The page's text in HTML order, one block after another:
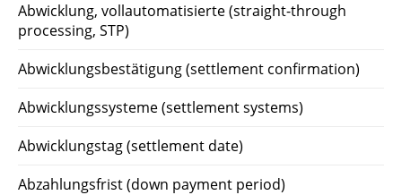
Abwicklung, vollautomatisierte (straight-through
processing, STP)
Abwicklungsbestätigung (settlement confirmation)
Abwicklungssysteme (settlement systems)
Abwicklungstag (settlement date)
Abzahlungsfrist (down payment period)